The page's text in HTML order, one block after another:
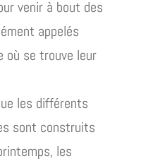
venir à bout des
appelés
où se trouve leur
les différents
sont construits
les